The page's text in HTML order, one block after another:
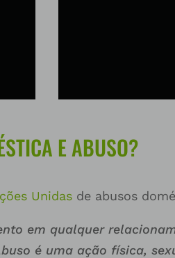
E ABUSO?
Unidas de abusos
em qualquer
é uma ação física,